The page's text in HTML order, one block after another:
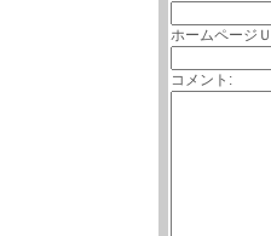
ホームページ
コメント: